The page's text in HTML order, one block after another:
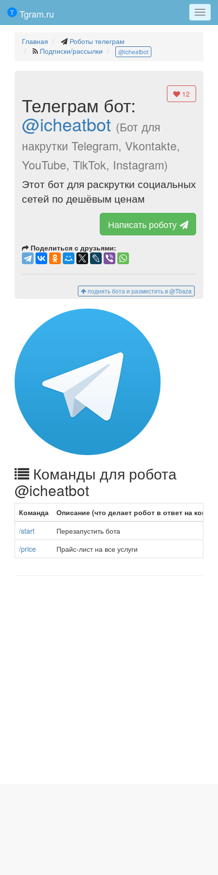
Меню
Tgram.ru
Главная
Роботы телеграм
Подписки/рассылки
@icheatbot
12
Телеграм бот:
@icheatbot (Бот для
накрутки Telegram, Vkontakte,
YouTube, TikTok, Instagram)
Этот бот для раскрутки социальных
сетей по дешёвым ценам
Написать роботу
Поделиться с друзьями:
поднять бота и разместить в @Tbaza
Команды для робота
@icheatbot
Команда
Описание (что делает робот в ответ на
/start
Перезапустить бота
/price
Прайс-лист на все услуги